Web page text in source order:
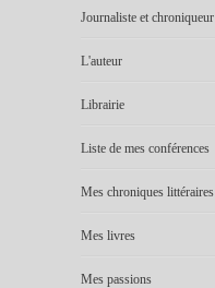
Journaliste et chroniqueur
L'auteur
Librairie
Liste de mes conférences
Mes chroniques littéraires
Mes livres
Mes passions